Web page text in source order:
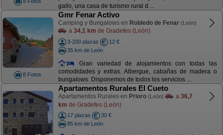
gallo, una casa de turismo rural d ...
8 Fotos
Gmr Fenar Activo
Camping y Bungalows en Robledo de Fenar (León)
a 34,1 km de Gradefes (León)
3-200 plazas
12 €
35 km de León
Gran variedad de alojamientos con todas las
comodidades y extras. Albergue, cabañas de madera o
bungalows. Disponemos de todos los servicios ...
Apartamentos Rurales El Cueto
Apartamentos Rurales en Prioro (León) a 36,7
km de Gradefes (León)
17 plazas
30 €
85 km de León